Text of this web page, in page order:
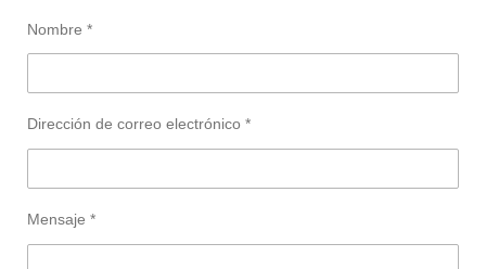
t
r
t
r
r
r
Nombre *
Dirección de correo electrónico *
Mensaje *